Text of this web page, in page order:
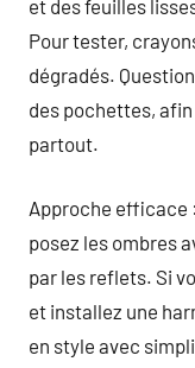
et des feuilles
Pour tester,
dégradés.
des pochettes,
partout.
Approche efficace
posez les ombres
par les reflets. Si
et installez une
en style avec